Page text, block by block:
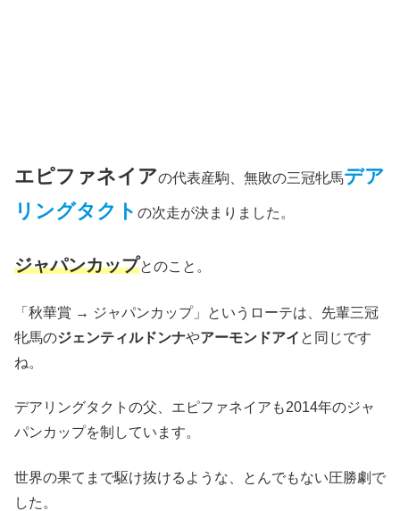
エピファネイアの代表産駒、無敗の三冠牝馬デア
リングタクト の次走が決まりました。
ジャパンカップとのこと。
「秋華賞 → ジャパンカップ」というローテは、先輩三冠
牝馬のジェンティルドンナやアーモンドアイ と同じです
ね。
デアリングタクトの父、エピファネイアも2014年のジャ
パンカップを制しています。
世界の果てまで駆け抜けるような、とんでもない圧勝劇で
した。